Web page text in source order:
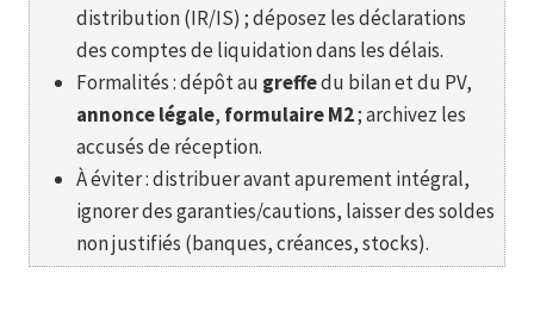
distribution (IR/IS) ; déposez les déclarations
des comptes de liquidation dans les délais.
Formalités : dépôt au greffedu bilan et du PV,
annonce légale, formulaire M2; archivez les
accusés de réception.
À éviter : distribuer avant apurement intégral,
ignorer des garanties/cautions, laisser des soldes
non justifiés (banques, créances, stocks).